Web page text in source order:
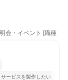
会・イベント [職種
ービスを製作したい